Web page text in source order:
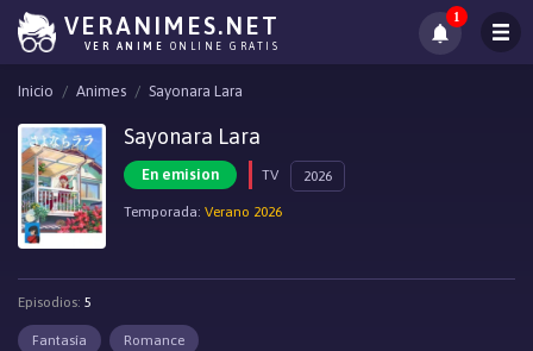
VERANIMES.NET
VER ANIME ONLINE GRATIS
1
Inicio Animes Sayonara Lara
Sayonara Lara
En emision TV 2026
Temporada: Verano 2026
Episodios: 5
Fantasía Romance